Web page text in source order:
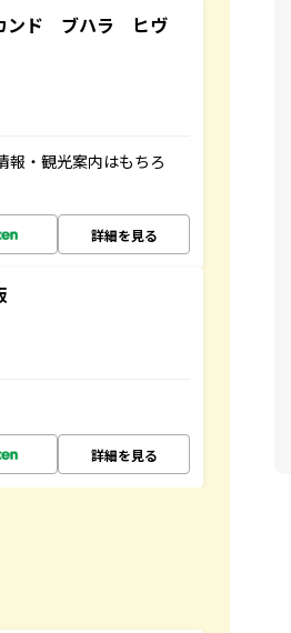
ンド ブハラ ヒヴ
報・観光案内はもちろ
詳細を見る
詳細を見る